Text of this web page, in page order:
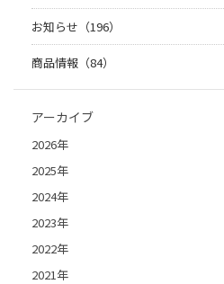
お知らせ（196）
商品情報（84）
アーカイブ
2026年
2025年
2024年
2023年
2022年
2021年